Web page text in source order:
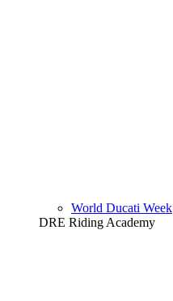
World Ducati Week
DRE Riding Academy